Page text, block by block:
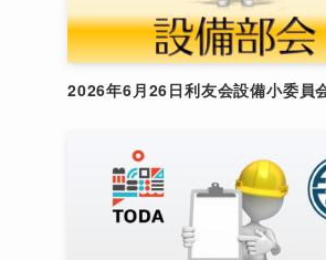
2026年6月26日利友会設備小委員